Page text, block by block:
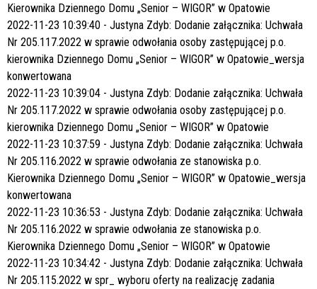
Kierownika Dziennego Domu „Senior – WIGOR” w Opatowie
2022-11-23 10:39:40 - Justyna Zdyb: Dodanie załącznika: Uchwała
Nr 205.117.2022 w sprawie odwołania osoby zastępującej p.o.
kierownika Dziennego Domu „Senior – WIGOR” w Opatowie_wersja
konwertowana
2022-11-23 10:39:04 - Justyna Zdyb: Dodanie załącznika: Uchwała
Nr 205.117.2022 w sprawie odwołania osoby zastępującej p.o.
kierownika Dziennego Domu „Senior – WIGOR” w Opatowie
2022-11-23 10:37:59 - Justyna Zdyb: Dodanie załącznika: Uchwała
Nr 205.116.2022 w sprawie odwołania ze stanowiska p.o.
Kierownika Dziennego Domu „Senior – WIGOR” w Opatowie_wersja
konwertowana
2022-11-23 10:36:53 - Justyna Zdyb: Dodanie załącznika: Uchwała
Nr 205.116.2022 w sprawie odwołania ze stanowiska p.o.
Kierownika Dziennego Domu „Senior – WIGOR” w Opatowie
2022-11-23 10:34:42 - Justyna Zdyb: Dodanie załącznika: Uchwała
Nr 205.115.2022 w spr_ wyboru oferty na realizację zadania